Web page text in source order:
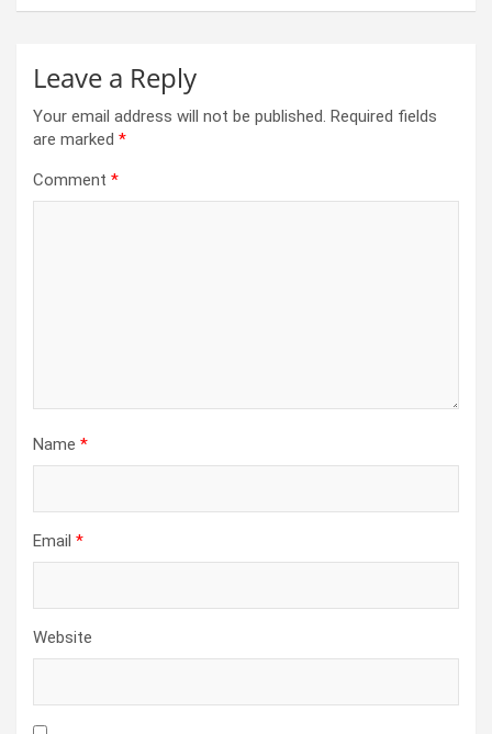
Leave a Reply
Your email address will not be published. Required fields
are marked *
Comment *
Name *
Email *
Website